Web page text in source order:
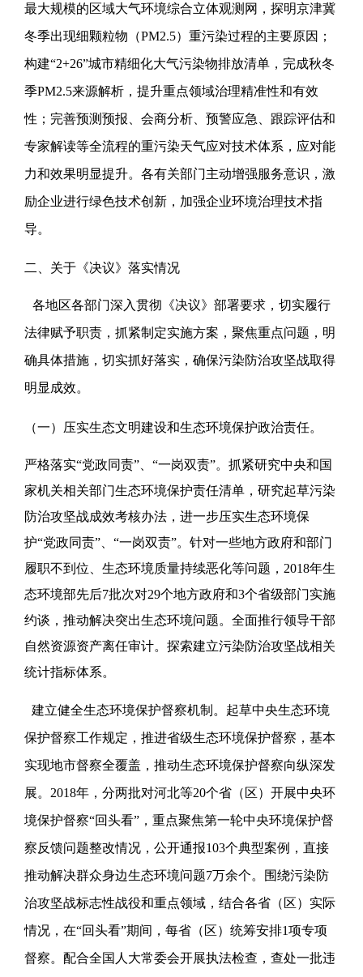
最大规模的区域大气环境综合立体观测网，探明京津冀
冬季出现细颗粒物（PM2.5）重污染过程的主要原因；
构建“2+26”城市精细化大气污染物排放清单，完成秋冬
季PM2.5来源解析，提升重点领域治理精准性和有效
性；完善预测预报、会商分析、预警应急、跟踪评估和
专家解读等全流程的重污染天气应对技术体系，应对能
力和效果明显提升。各有关部门主动增强服务意识，激
励企业进行绿色技术创新，加强企业环境治理技术指
导。
二、关于《决议》落实情况
各地区各部门深入贯彻《决议》部署要求，切实履行
法律赋予职责，抓紧制定实施方案，聚焦重点问题，明
确具体措施，切实抓好落实，确保污染防治攻坚战取得
明显成效。
（一）压实生态文明建设和生态环境保护政治责任。
严格落实“党政同责”、“一岗双责”。抓紧研究中央和国
家机关相关部门生态环境保护责任清单，研究起草污染
防治攻坚战成效考核办法，进一步压实生态环境保
护“党政同责”、“一岗双责”。针对一些地方政府和部门
履职不到位、生态环境质量持续恶化等问题，2018年生
态环境部先后7批次对29个地方政府和3个省级部门实施
约谈，推动解决突出生态环境问题。全面推行领导干部
自然资源资产离任审计。探索建立污染防治攻坚战相关
统计指标体系。
建立健全生态环境保护督察机制。起草中央生态环境
保护督察工作规定，推进省级生态环境保护督察，基本
实现地市督察全覆盖，推动生态环境保护督察向纵深发
展。2018年，分两批对河北等20个省（区）开展中央环
境保护督察“回头看”，重点聚焦第一轮中央环境保护督
察反馈问题整改情况，公开通报103个典型案例，直接
推动解决群众身边生态环境问题7万余个。围绕污染防
治攻坚战标志性战役和重点领域，结合各省（区）实际
情况，在“回头看”期间，每省（区）统筹安排1项专项
督察。配合全国人大常委会开展执法检查，查处一批违